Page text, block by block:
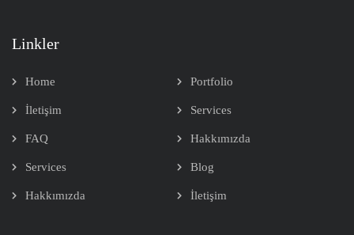
Linkler
Home Portfolio
İletişim Services
FAQ Hakkımızda
Services Blog
Hakkımızda İletişim